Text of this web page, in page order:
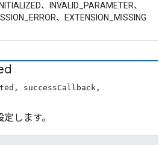
、INVALID_PARAMETER、
、EXTENSION_MISSING
successCallback,
します。